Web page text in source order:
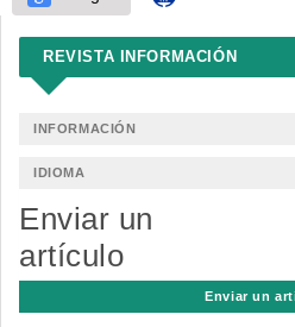
REVISTA INFORMACIÓN
INFORMACIÓN
IDIOMA
Enviar un
artículo
Enviar un